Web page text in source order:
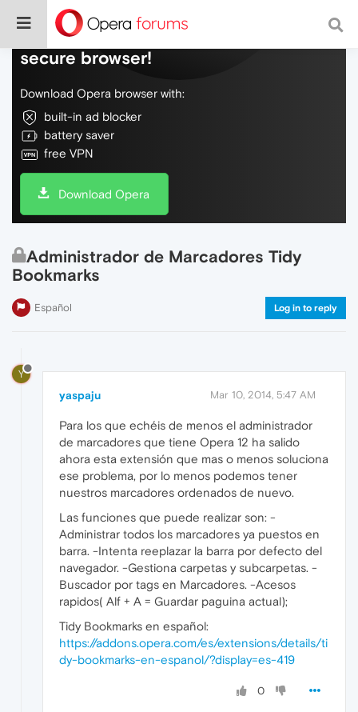
Do more on the web, with a fast and
secure browser!
Download Opera browser with:
built-in ad blocker
battery saver
free VPN
Download Opera
Administrador de Marcadores Tidy
Bookmarks
Español Log in to reply
Y
yaspaju Mar 10, 2014, 5:47 AM
Para los que echéis de menos el administrador
de marcadores que tiene Opera 12 ha salido
ahora esta extensión que mas o menos soluciona
ese problema, por lo menos podemos tener
nuestros marcadores ordenados de nuevo.
Las funciones que puede realizar son: -
Administrar todos los marcadores ya puestos en
barra. -Intenta reeplazar la barra por defecto del
navegador. -Gestiona carpetas y subcarpetas. -
Buscador por tags en Marcadores. -Acesos
rapidos( Alf + A = Guardar paguina actual);
Tidy Bookmarks en español:
https://addons.opera.com/es/extensions/details/ti
dy-bookmarks-en-espanol/?display=es-419
0